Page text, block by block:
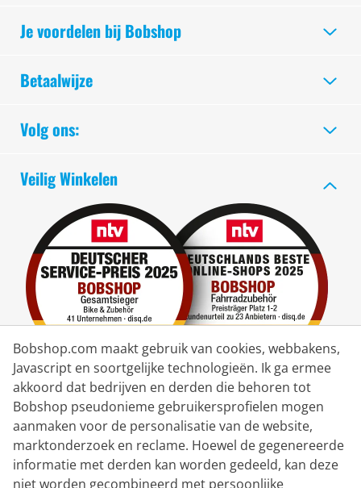
Je voordelen bij Bobshop
Betaalwijze
Contacteer ons
Volg ons:
Veilig Winkelen
Bezorgpartner
Bobshop.com maakt gebruik van cookies, webbakens,
Javascript en soortgelijke technologieën. Ik ga ermee
akkoord dat bedrijven en derden die behoren tot
Bobshop pseudonieme gebruikersprofielen mogen
aanmaken voor de personalisatie van de website,
marktonderzoek en reclame. Hoewel de gegenereerde
informatie met derden kan worden gedeeld, kan deze
niet worden gecombineerd met persoonlijke